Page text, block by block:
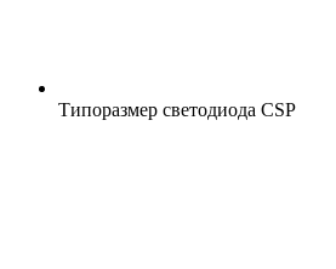
Типоразмер светодиода CSP